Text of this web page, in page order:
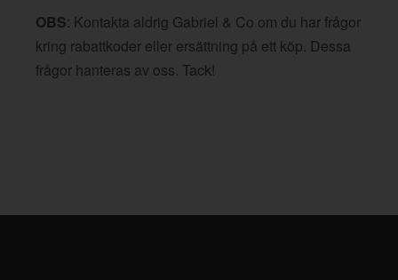
OBS: Kontakta aldrig Gabriel & Co om du har frågor
kring rabattkoder eller ersättning på ett köp. Dessa
frågor hanteras av oss. Tack!